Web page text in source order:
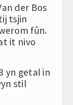
der Bos
tsjin
fûn.
it nivo
yn getal in
stil